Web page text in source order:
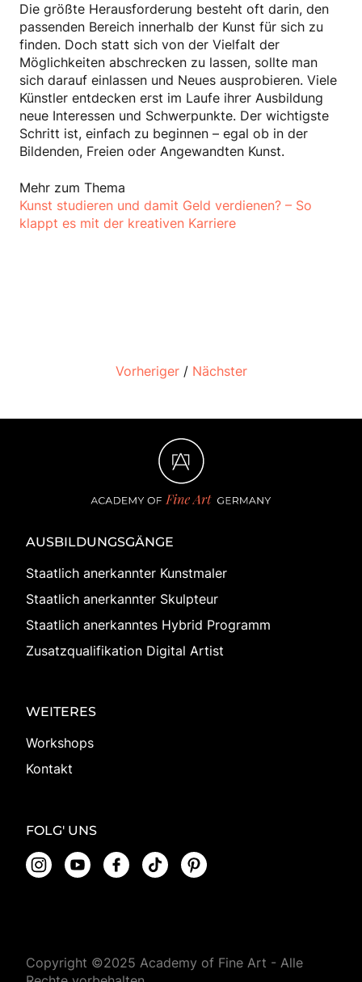
Die größte Herausforderung besteht oft darin, den
passenden Bereich innerhalb der Kunst für sich zu
finden. Doch statt sich von der Vielfalt der
Möglichkeiten abschrecken zu lassen, sollte man
sich darauf einlassen und Neues ausprobieren. Viele
Künstler entdecken erst im Laufe ihrer Ausbildung
neue Interessen und Schwerpunkte. Der wichtigste
Schritt ist, einfach zu beginnen – egal ob in der
Bildenden, Freien oder Angewandten Kunst.
Mehr zum Thema
Kunst studieren und damit Geld verdienen? – So
klappt es mit der kreativen Karriere
Vorheriger / Nächster
AUSBILDUNGSGÄNGE
Staatlich anerkannter Kunstmaler
Staatlich anerkannter Skulpteur
Staatlich anerkanntes Hybrid Programm
Zusatzqualifikation Digital Artist
WEITERES
Workshops
Kontakt
FOLG' UNS
Copyright ©2025 Academy of Fine Art - Alle